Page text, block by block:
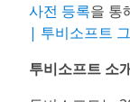
사전 등록을 통
| 투비소프트
투비소프트 소